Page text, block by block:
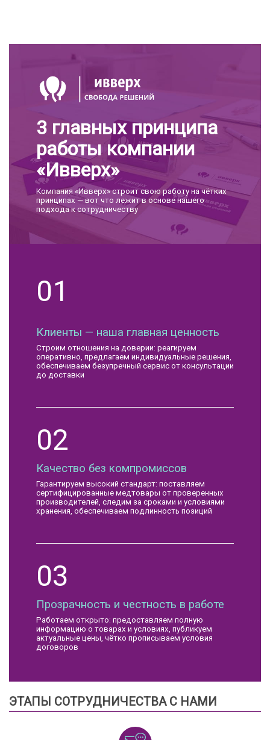
3 главных принципа
работы компании
«Ивверх»
Компания «Ивверх» строит свою работу на чётких
принципах — вот что лежит в основе нашего
подхода к сотрудничеству
01
Клиенты — наша главная ценность
Строим отношения на доверии: реагируем
оперативно, предлагаем индивидуальные решения,
обеспечиваем безупречный сервис от консультации
до доставки
02
Качество без компромиссов
Гарантируем высокий стандарт: поставляем
сертифицированные медтовары от проверенных
производителей, следим за сроками и условиями
хранения, обеспечиваем подлинность позиций
03
Прозрачность и честность в работе
Работаем открыто: предоставляем полную
информацию о товарах и условиях, публикуем
актуальные цены, чётко прописываем условия
договоров
ЭТАПЫ СОТРУДНИЧЕСТВА С НАМИ